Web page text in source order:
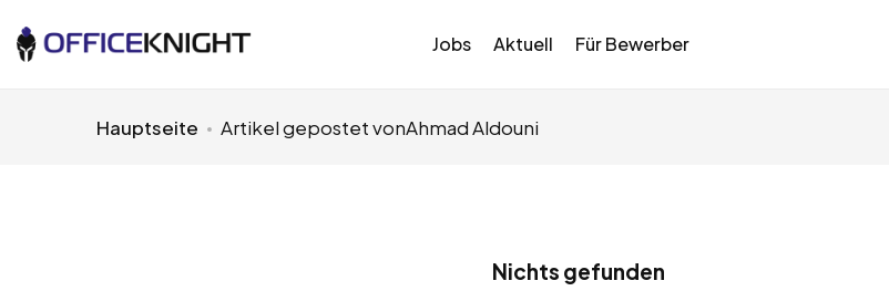
Jobs Aktuell Für Bewerber
Hauptseite Artikel gepostet vonAhmad Aldouni
Nichts gefunden